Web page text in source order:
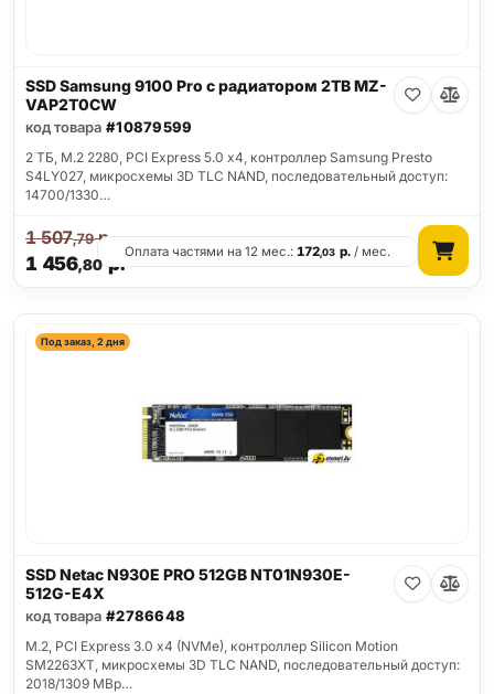
SSD Samsung 9100 Pro с радиатором 2TB MZ-
VAP2T0CW
код товара #10879599
2 ТБ, M.2 2280, PCI Express 5.0 x4, контроллер Samsung Presto
S4LY027, микросхемы 3D TLC NAND, последовательный доступ:
14700/1330…
1 456,80 р.
1 507,79р.
Оплата частями на 12 мес.:172,03 р./ мес.
Под заказ, 2 дня
SSD Netac N930E PRO 512GB NT01N930E-
512G-E4X
код товара #2786648
M.2, PCI Express 3.0 x4 (NVMe), контроллер Silicon Motion
SM2263XT, микросхемы 3D TLC NAND, последовательный доступ:
2018/1309 MBp…